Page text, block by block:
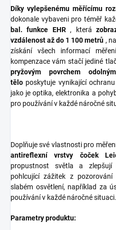
Díky vylepšenému měřícímu
dokonale vybaveni pro téměř
bal. funkce EHR , která
vzdálenost až do 1 100 metrů ,
získání všech informací
kompenzace vám stačí jediné
pryžovým povrchem
tělo poskytuje vynikající
jako je optika, elektronika a
pro používání v každé náročné
Doplňuje své vlastnosti pro
antireflexní vrstvy čoček
propustnost světla a
pohlcující zážitek z
slabém osvětlení, například za
používání v každé náročné situaci.
Parametry produktu: